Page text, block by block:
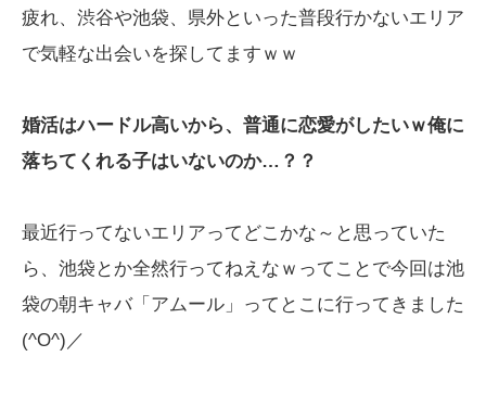
疲れ、渋谷や池袋、県外といった普段行かないエリア
で気軽な出会いを探してますｗｗ
婚活はハードル高いから、普通に恋愛がしたいｗ俺に
落ちてくれる子はいないのか…？？
最近行ってないエリアってどこかな～と思っていた
ら、池袋とか全然行ってねえなｗってことで今回は池
袋の朝キャバ「アムール」ってとこに行ってきました
(^O^)／